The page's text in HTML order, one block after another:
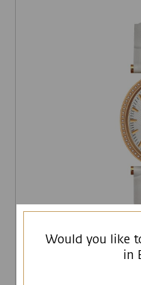
Would you like
in